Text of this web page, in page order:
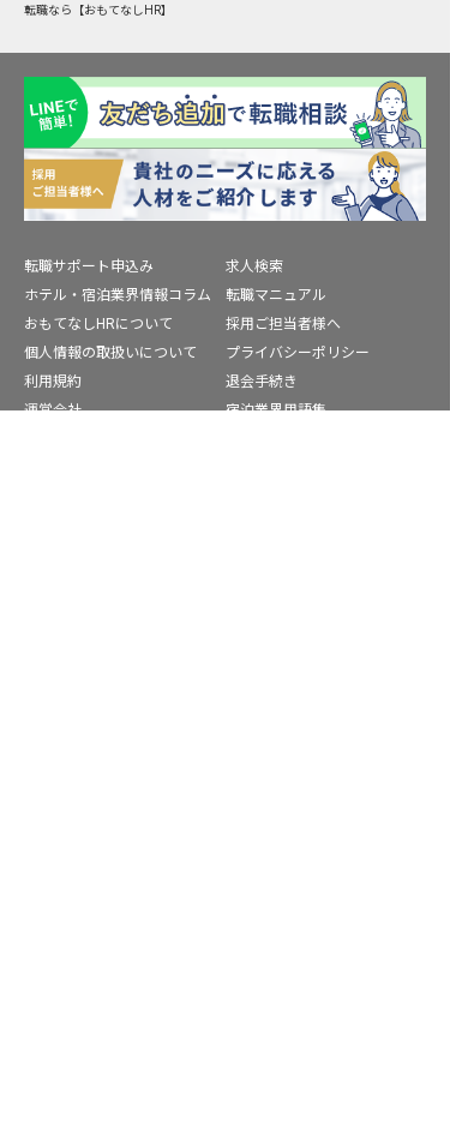
転職なら【おもてなしHR】
転職サポート申込み
求人検索
ホテル・宿泊業界情報コラム
転職マニュアル
おもてなしHRについて
採用ご担当者様へ
個人情報の取扱いについて
プライバシーポリシー
利用規約
退会手続き
運営会社
宿泊業界用語集